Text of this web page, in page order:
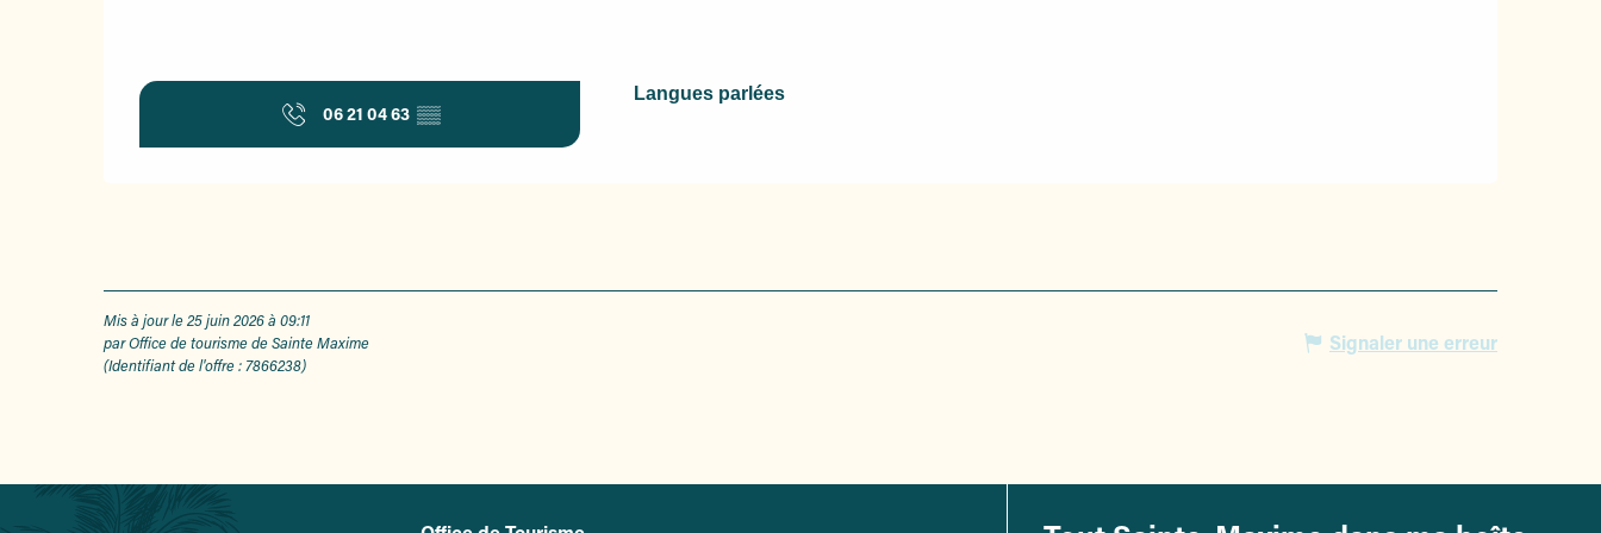
06 21 04 63 ▒▒
Langues parlées
Langues parlées
Mis à jour le 25 juin 2026 à 09:11
par Office de tourisme de Sainte Maxime
(Identifiant de l'offre : 7866238)
Signaler une erreur